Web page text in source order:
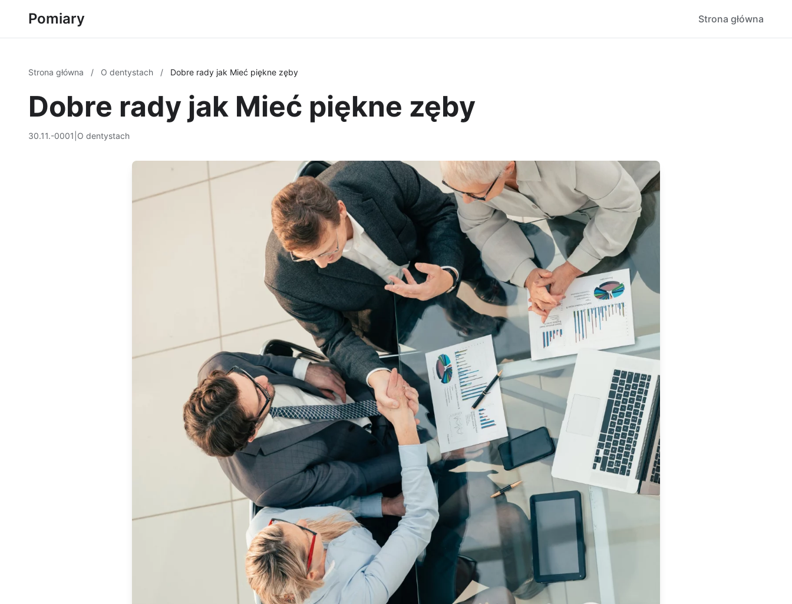
Pomiary Strona główna
Strona główna / O dentystach / Dobre rady jak Mieć piękne zęby
Dobre rady jak Mieć piękne zęby
30.11.-0001 O dentystach